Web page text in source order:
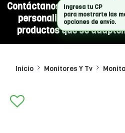
Contáctanos por
personalizado para
productos que se
Inicio Monitores Y Tv
Ingresa tu CP
para mostrarte las
opciones de envío.